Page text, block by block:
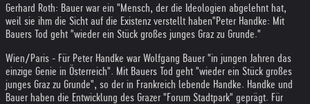
Gerhard Roth: Bauer war ein "Mensch, der die Ideologien abgelehnt hat,
weil sie ihm die Sicht auf die Existenz verstellt haben"Peter Handke: Mit
Bauers Tod geht "wieder ein Stück großes junges Graz zu Grunde."
Wien/Paris - Für Peter Handke war Wolfgang Bauer "in jungen Jahren das
einzige Genie in Österreich". Mit Bauers Tod geht "wieder ein Stück großes
junges Graz zu Grunde", so der in Frankreich lebende Handke. Handke und
Bauer haben die Entwicklung des Grazer "Forum Stadtpark" geprägt. Für